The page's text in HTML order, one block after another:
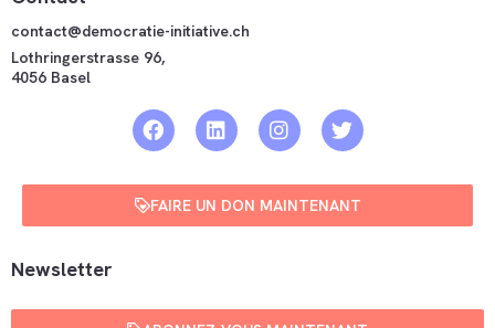
contact@democratie-initiative.ch
Lothringerstrasse 96,
4056 Basel
FAIRE UN DON MAINTENANT
Newsletter